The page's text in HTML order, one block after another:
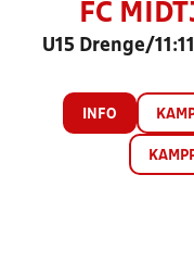
FC
U15 Drenge/
INFO